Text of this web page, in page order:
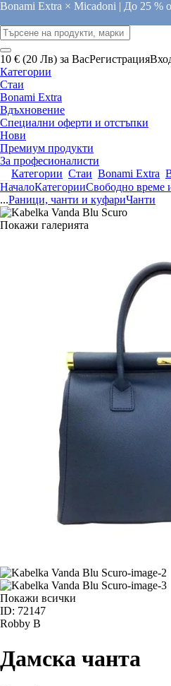
Bonami Extra × Micadoni | До 25 %
10 € (20 Лв) за ВасРегистрация
Категории
Стаи
Bonami Extra
Вдъхновение
Специални оферти и отстъпки
Нови
Премиум продукти
За професионалисти
Категории Стаи Bonami Extra
НачалоКатегорииСвободно време
...Раници, чанти и куфариЧанти
Покажи галерията
Покажи всички
ID: 72147
Robby B
Дамска чанта